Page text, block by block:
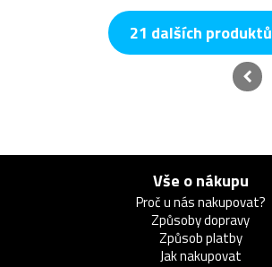
21 dalších produktů
Vše o nákupu
Proč u nás nakupovat?
Způsoby dopravy
Způsob platby
Jak nakupovat